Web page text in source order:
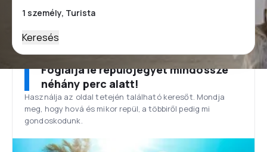
Keresés
Foglalja le repülőjegyét mindössze
néhány perc alatt!
Használja az oldal tetején található keresőt. Mondja
meg, hogy hová és mikor repül, a többiről pedig mi
gondoskodunk.